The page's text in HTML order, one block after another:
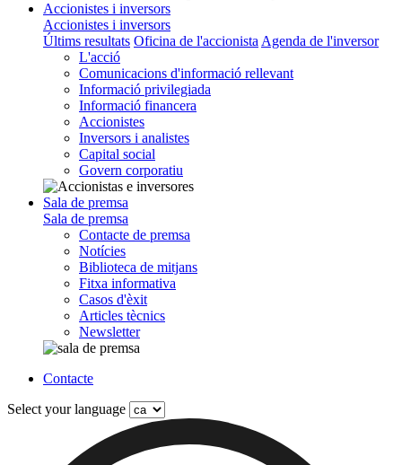
Accionistes i inversors
Accionistes i inversors
Últims resultats Oficina de l'accionista Agenda de l'inversor
L'acció
Comunicacions d'informació rellevant
Informació privilegiada
Informació financera
Accionistes
Inversors i analistes
Capital social
Govern corporatiu
Sala de premsa
Sala de premsa
Contacte de premsa
Notícies
Biblioteca de mitjans
Fitxa informativa
Casos d'èxit
Articles tècnics
Newsletter
Contacte
Select your language